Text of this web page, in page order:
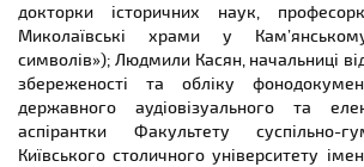
докторки історичних наук,
Миколаївські храми у
символів»); Людмили Касян, начальниці
збереженості та обліку
державного аудіовізуального та
аспірантки Факультету суспільно-
Київського столичного університету